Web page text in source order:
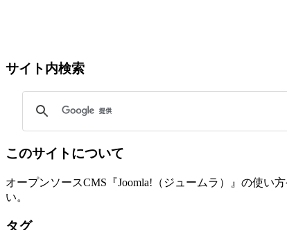
サイト内検索
このサイトについて
オープンソースCMS『Joomla!（ジュームラ）』の使い
い。
タグ